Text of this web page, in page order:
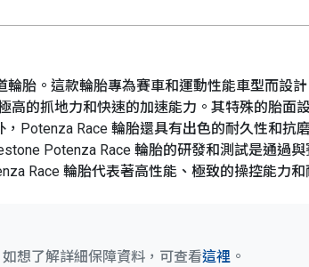
胎。這款輪胎專為賽車和運動性能車型而設
的抓地力和快速的加速能力。其特殊的胎面
Potenza Race 輪胎還具有出色的耐久性和抗
Potenza Race 輪胎的研發和測試是通過
Race 輪胎代表著高性能、極致的操控能力
想了解詳細保障資料，可查看這裡 。